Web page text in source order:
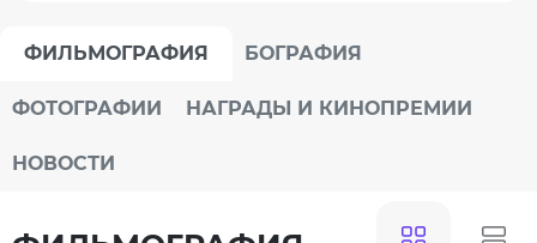
ФИЛЬМОГРАФИЯ БОГРАФИЯ
ФОТОГРАФИИ НАГРАДЫ И КИНОПРЕМИИ
НОВОСТИ